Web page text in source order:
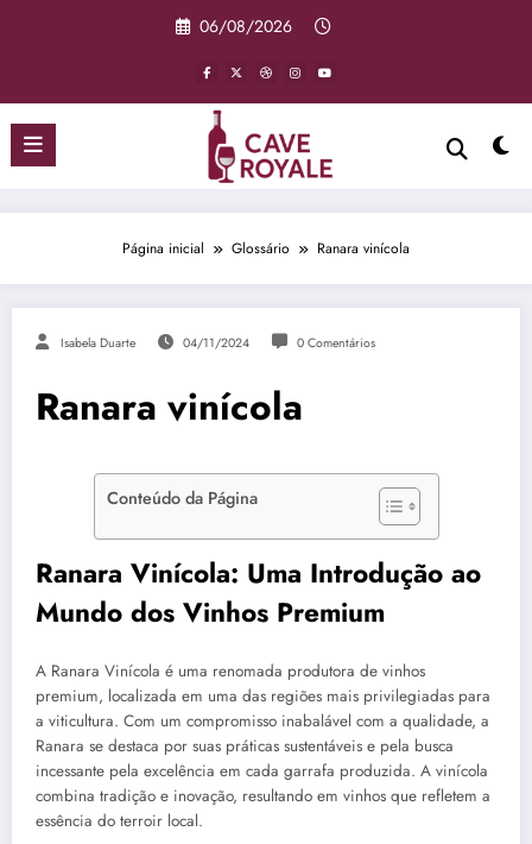
06/08/2026
Página inicial Glossário Ranara vinícola
Isabela Duarte 04/11/2024 0 Comentários
Ranara vinícola
Conteúdo da Página
Ranara Vinícola: Uma Introdução ao
Mundo dos Vinhos Premium
A Ranara Vinícola é uma renomada produtora de vinhos
premium, localizada em uma das regiões mais privilegiadas para
a viticultura. Com um compromisso inabalável com a qualidade, a
Ranara se destaca por suas práticas sustentáveis e pela busca
incessante pela excelência em cada garrafa produzida. A vinícola
combina tradição e inovação, resultando em vinhos que refletem a
essência do terroir local.